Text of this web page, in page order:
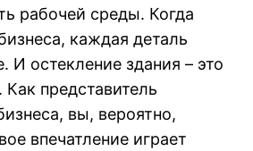
рабочей среды. Когда
каждая деталь
И остекление здания – это
представитель
вы, вероятно,
впечатление играет